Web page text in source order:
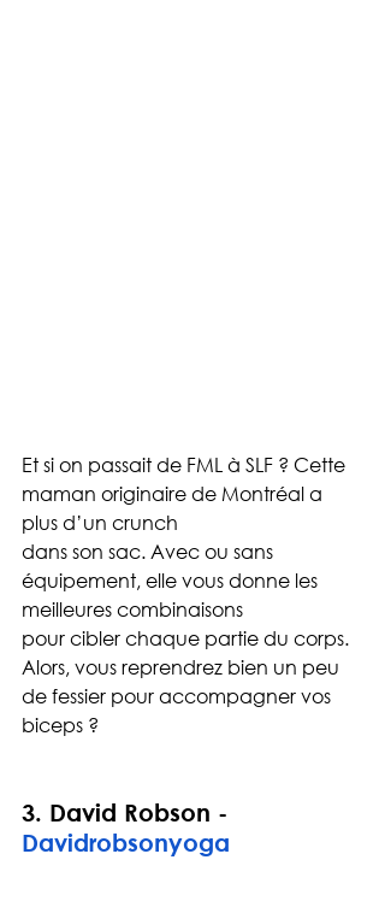
Et si on passait de FML à SLF ? Cette
maman originaire de Montréal a
plus d’un crunch
dans son sac. Avec ou sans
équipement, elle vous donne les
meilleures combinaisons
pour cibler chaque partie du corps.
Alors, vous reprendrez bien un peu
de fessier pour accompagner vos
biceps ?
3. David Robson -
Davidrobsonyoga